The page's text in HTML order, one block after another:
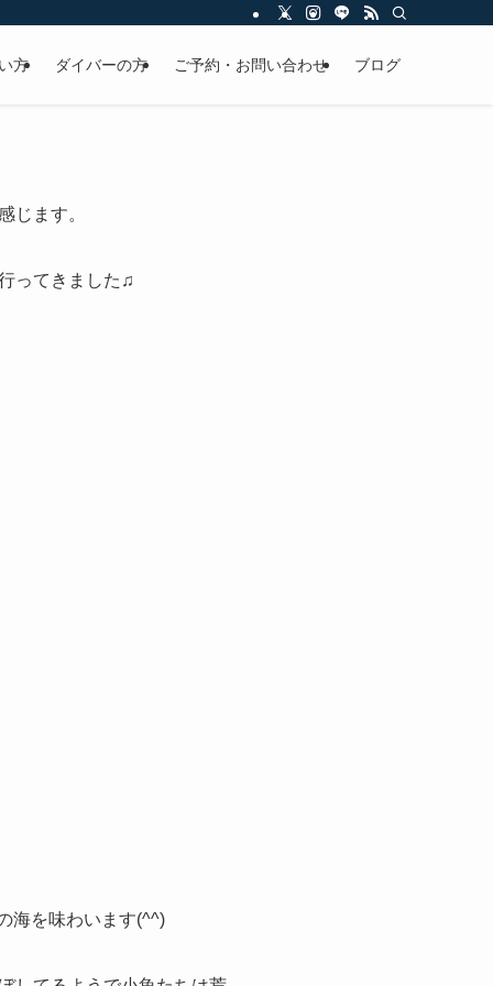
方 ダイバーの方 ご予約・お問い合わせ ブログ
じます。
ってきました♫
海を味わいます(^^)